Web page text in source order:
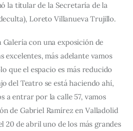
la titular de la Secretaría de la
Loreto Villanueva Trujillo.
Galería con una exposición de
excelentes, más adelante vamos
que el espacio es más reducido
del Teatro se está haciendo ahí,
a entrar por la calle 57, vamos
de Gabriel Ramírez en Valladolid
20 de abril uno de los más grandes